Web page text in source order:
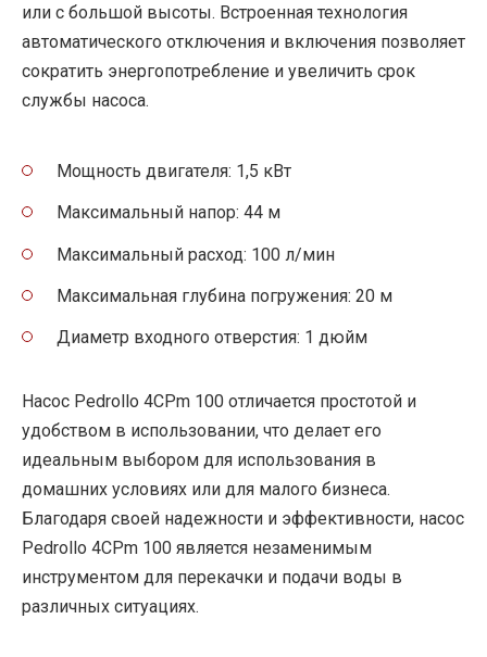
или с большой высоты. Встроенная технология
автоматического отключения и включения позволяет
сократить энергопотребление и увеличить срок
службы насоса.
Мощность двигателя: 1,5 кВт
Максимальный напор: 44 м
Максимальный расход: 100 л/мин
Максимальная глубина погружения: 20 м
Диаметр входного отверстия: 1 дюйм
Насос Pedrollo 4CPm 100 отличается простотой и
удобством в использовании, что делает его
идеальным выбором для использования в
домашних условиях или для малого бизнеса.
Благодаря своей надежности и эффективности, насос
Pedrollo 4CPm 100 является незаменимым
инструментом для перекачки и подачи воды в
различных ситуациях.